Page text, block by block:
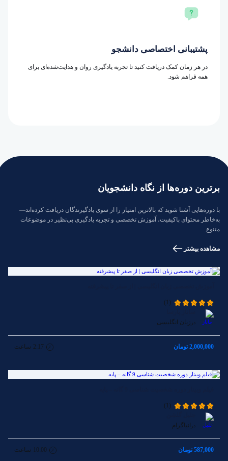
پشتیبانی اختصاصی دانشجو
در هر زمان کمک دریافت کنید تا تجربه یادگیری روان و هدایت‌شده‌ای برای
همه فراهم شود.
برترین دوره‌ها از نگاه دانشجویان
با دوره‌هایی آشنا شوید که بالاترین امتیاز را از سوی یادگیرندگان دریافت کرده‌اند—
به‌خاطر محتوای باکیفیت، آموزش تخصصی و تجربه یادگیری بی‌نظیر در موضوعات
متنوع.
مشاهده بیشتر
(1)
در زبان انگلیسی
2,000,000 تومان 2:17 ساعت
(1)
در انیاگرام
587,000 تومان 10:00 ساعت